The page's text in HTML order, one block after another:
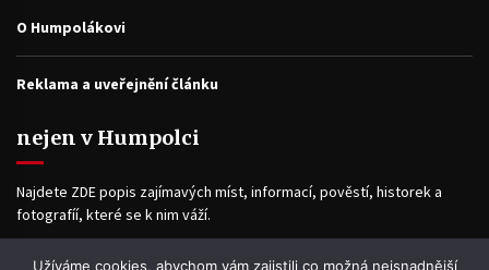
O Humpolákovi
Reklama a uveřejnění článku
nejen v Humpolci
Najdete ZDE popis zajímavých míst, informací, pověstí, historek a
fotografíí, které se k nim váží.
Užíváme cookies, abychom vám zajistili co možná nejsnadnější